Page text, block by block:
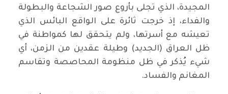
المجيدة، الذي تجلى بأروع صور الشجاعة والبطولة
والفداء، إذ خرجت ثائرة على الواقع البائس الذي
تعيشه مع أسرتها، ولم يتحقق لها كمواطنة في
ظل العراق (الجديد) وطيلة عقدين من الزمن، أي
شيء يُذكر في ظل منظومة المحاصصة وتقاسم
المغانم والفساد.